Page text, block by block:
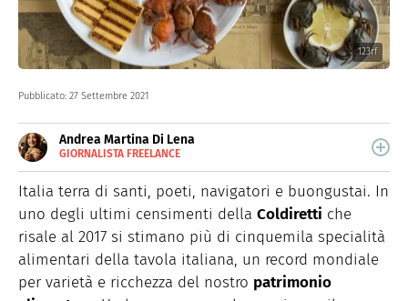
123rf
Pubblicato: 27 Settembre 2021
Andrea Martina Di Lena
GIORNALISTA FREELANCE
INSTAGRAM
Giornalista specializata in enogastronomia, è affamata
di storie, luoghi e persone da raccontare attraverso il
cibo, stella polare di tutti i suoi viaggi.
Italia terra di santi, poeti, navigatori e buongustai. In
uno degli ultimi censimenti della Coldiretti che
risale al 2017 si stimano più di cinquemila specialità
alimentari della tavola italiana, un record mondiale
per varietà e ricchezza del nostro patrimonio